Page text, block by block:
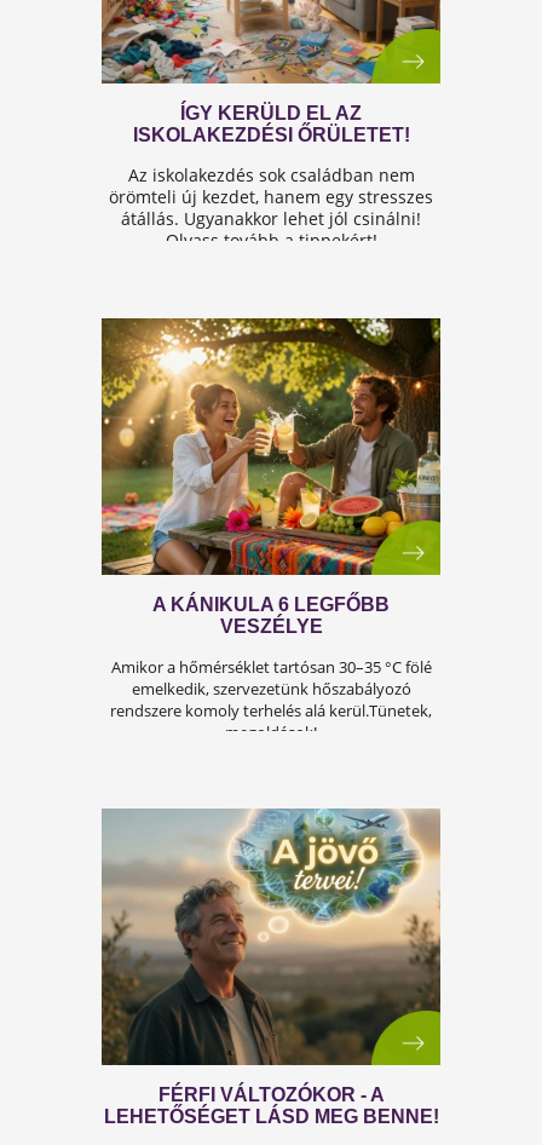
MEGOLDÁSAI
A férfiasság, vagy más néven a szexuális
teljesítmény, sok férfi számára központi
az életben. Nem csupán a testi egészséget,
hanem az önbecsülést is befolyásolja.